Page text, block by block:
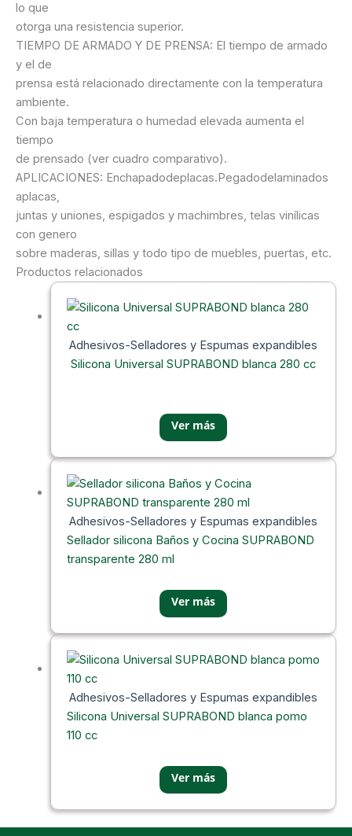
lo que
otorga una resistencia superior.
TIEMPO DE ARMADO Y DE PRENSA: El tiempo de armado
y el de
prensa está relacionado directamente con la temperatura
ambiente.
Con baja temperatura o humedad elevada aumenta el
tiempo
de prensado (ver cuadro comparativo).
APLICACIONES: Enchapadodeplacas.Pegadodelaminados
aplacas,
juntas y uniones, espigados y machimbres, telas vinílicas
con genero
sobre maderas, sillas y todo tipo de muebles, puertas, etc.
Productos relacionados
Adhesivos-Selladores y Espumas expandibles
Silicona Universal SUPRABOND blanca 280 cc
Adhesivos-Selladores y Espumas expandibles
Sellador silicona Baños y Cocina SUPRABOND
transparente 280 ml
Adhesivos-Selladores y Espumas expandibles
Silicona Universal SUPRABOND blanca pomo
110 cc